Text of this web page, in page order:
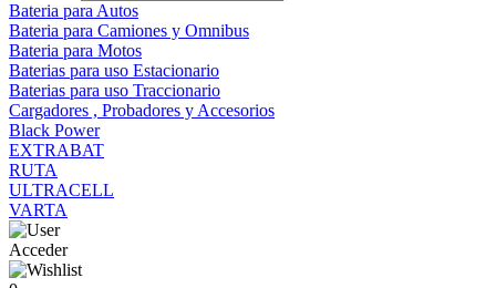
Bateria para Autos
Bateria para Camiones y Omnibus
Bateria para Motos
Baterias para uso Estacionario
Baterias para uso Traccionario
Cargadores , Probadores y Accesorios
Black Power
EXTRABAT
RUTA
ULTRACELL
VARTA
Acceder